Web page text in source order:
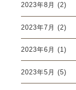
2023年8月 (2)
2023年7月 (2)
2023年6月 (1)
2023年5月 (5)